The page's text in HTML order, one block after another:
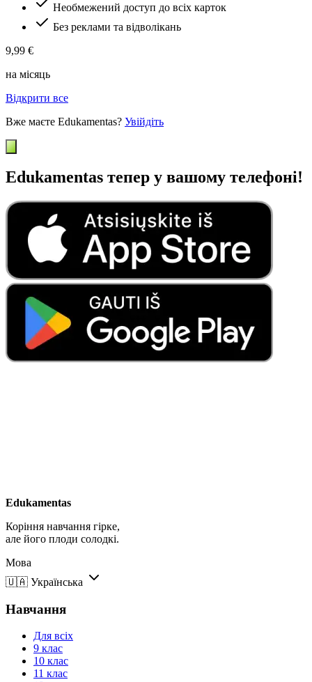
Необмежений доступ до всіх карток
Без реклами та відволікань
9,99 €
на місяць
Відкрити все
Вже маєте Edukamentas? Увійдіть
Edukamentas тепер у вашому телефоні!
Edukamentas
Коріння навчання гірке,
але його плоди солодкі.
Мова
🇺🇦 Українська
Навчання
Для всіх
9 клас
10 клас
11 клас